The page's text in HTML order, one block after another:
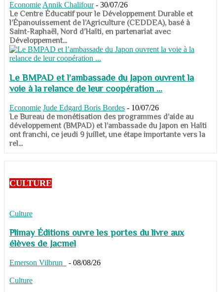
Economie Annik Chalifour - 30/07/26
​​​​​​​Le Centre Éducatif pour le Développement Durable et
l’Épanouissement de l’Agriculture (CEDDEA), basé à
Saint-Raphaël, Nord d’Haïti, en partenariat avec
Développement...
Le BMPAD et l’ambassade du Japon ouvrent la
voie à la relance de leur coopération ...
Economie Jude Edgard Boris Bordes - 10/07/26
​​​​​​​Le Bureau de monétisation des programmes d’aide au
développement (BMPAD) et l’ambassade du Japon en Haïti
ont franchi, ce jeudi 9 juillet, une étape importante vers la
rel...
CULTURE
Culture
Plimay Éditions ouvre les portes du livre aux
élèves de Jacmel
Emerson Vilbrun - 08/08/26
Culture